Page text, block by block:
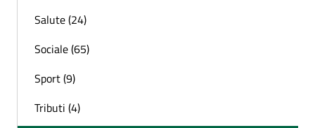
Salute (24)
Sociale (65)
Sport (9)
Tributi (4)